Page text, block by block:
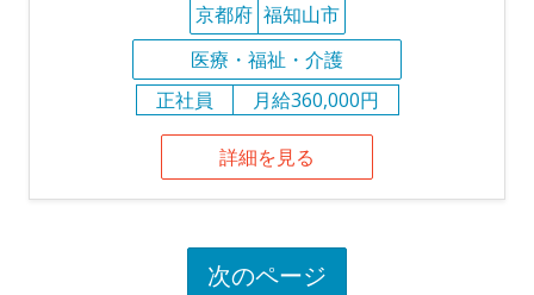
京都府 福知山市
医療・福祉・介護
正社員
月給360,000円
詳細を見る
次のページ